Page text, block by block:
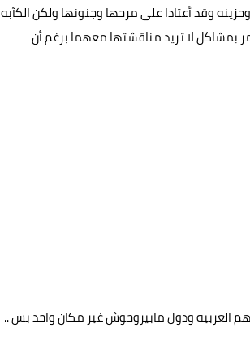
وقد أعتادا على مرحها وجنونها ولكن الكآبه
بمشاكل لا تريد مناقشتها معهما برغم أن
العربيه ودول مابيروحوش غير مكان واحد بس ..